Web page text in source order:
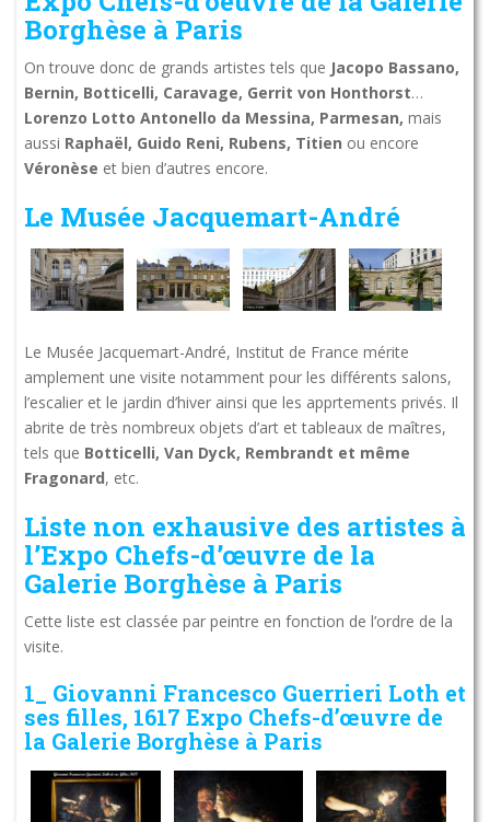
Borghèse à Paris
On trouve donc de grands artistes tels que Jacopo Bassano,
Bernin, Botticelli, Caravage, Gerrit von Honthorst…
Lorenzo Lotto Antonello da Messina, Parmesan, mais
aussi Raphaël, Guido Reni, Rubens, Titien ou encore
Véronèse et bien d’autres encore.
Le Musée Jacquemart-André
Le Musée Jacquemart-André, Institut de France mérite
amplement une visite notamment pour les différents salons,
l’escalier et le jardin d’hiver ainsi que les apprtements privés. Il
abrite de très nombreux objets d’art et tableaux de maîtres,
tels que Botticelli, Van Dyck, Rembrandt et même
Fragonard, etc.
Liste non exhausive des artistes à
l’Expo Chefs-d’œuvre de la
Galerie Borghèse à Paris
Cette liste est classée par peintre en fonction de l’ordre de la
visite.
1_ Giovanni Francesco Guerrieri Loth et
ses filles, 1617 Expo Chefs-d’œuvre de
la Galerie Borghèse à Paris